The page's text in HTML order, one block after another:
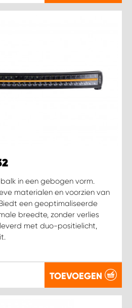
in een gebogen vorm.
materialen en voorzien van
een geoptimaliseerde
breedte, zonder verlies
met duo-positielicht,
TOEVOEGEN